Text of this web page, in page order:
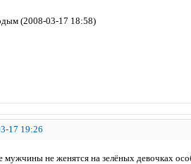
(2008-03-17 18:58)
17 19:26
мужчины не женятся на зелёных девочках